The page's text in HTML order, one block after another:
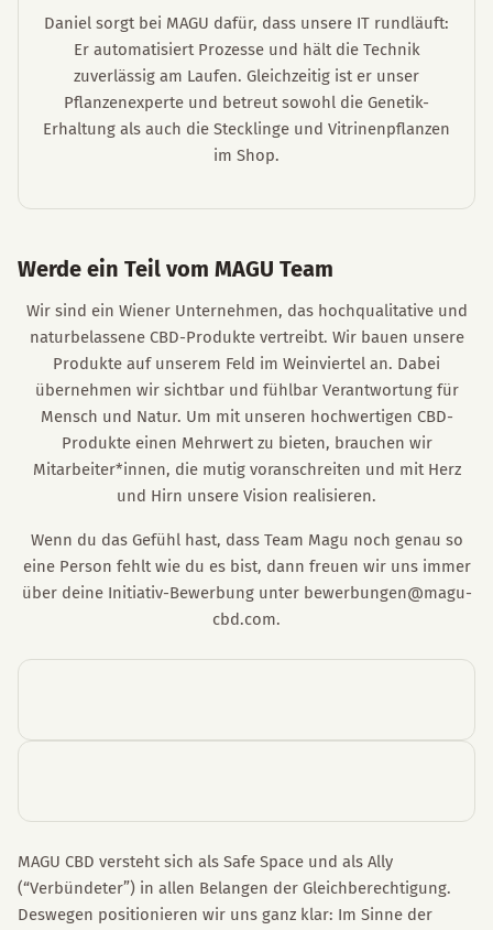
Daniel sorgt bei MAGU dafür, dass unsere IT rundläuft:
Er automatisiert Prozesse und hält die Technik
zuverlässig am Laufen. Gleichzeitig ist er unser
Pflanzenexperte und betreut sowohl die Genetik-
Erhaltung als auch die Stecklinge und Vitrinenpflanzen
im Shop.
Werde ein Teil vom MAGU Team
Wir sind ein Wiener Unternehmen, das hochqualitative und
naturbelassene CBD-Produkte vertreibt. Wir bauen unsere
Produkte auf unserem Feld im Weinviertel an. Dabei
übernehmen wir sichtbar und fühlbar Verantwortung für
Mensch und Natur. Um mit unseren hochwertigen CBD-
Produkte einen Mehrwert zu bieten, brauchen wir
Mitarbeiter*innen, die mutig voranschreiten und mit Herz
und Hirn unsere Vision realisieren.
Wenn du das Gefühl hast, dass Team Magu noch genau so
eine Person fehlt wie du es bist, dann freuen wir uns immer
über deine Initiativ-Bewerbung unter bewerbungen@magu-
cbd.com.
MAGU CBD versteht sich als Safe Space und als Ally
(“Verbündeter”) in allen Belangen der Gleichberechtigung.
Deswegen positionieren wir uns ganz klar: Im Sinne der